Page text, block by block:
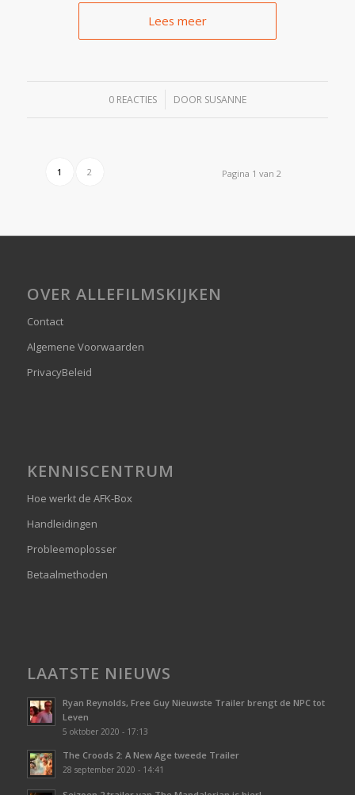
Lees meer
0 REACTIES
/ DOOR SUSANNE
Pagina 1 van 2
1 2
OVER ALLEFILMSKIJKEN
Contact
Algemene Voorwaarden
PrivacyBeleid
KENNISCENTRUM
Hoe werkt de AFK-Box
Handleidingen
Probleemoplosser
Betaalmethoden
LAATSTE NIEUWS
Ryan Reynolds, Free Guy Nieuwste Trailer brengt de NPC tot
Leven
5 oktober 2020 - 17:13
The Croods 2: A New Age tweede Trailer
28 september 2020 - 14:41